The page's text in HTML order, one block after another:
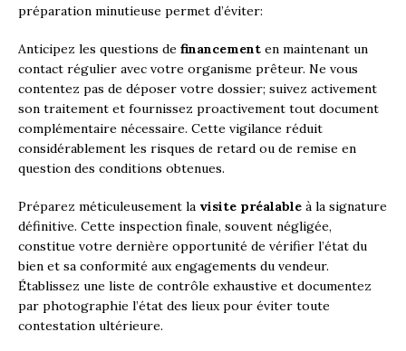
préparation minutieuse permet d’éviter:
Anticipez les questions de financement en maintenant un
contact régulier avec votre organisme prêteur. Ne vous
contentez pas de déposer votre dossier; suivez activement
son traitement et fournissez proactivement tout document
complémentaire nécessaire. Cette vigilance réduit
considérablement les risques de retard ou de remise en
question des conditions obtenues.
Préparez méticuleusement la visite préalable à la signature
définitive. Cette inspection finale, souvent négligée,
constitue votre dernière opportunité de vérifier l’état du
bien et sa conformité aux engagements du vendeur.
Établissez une liste de contrôle exhaustive et documentez
par photographie l’état des lieux pour éviter toute
contestation ultérieure.